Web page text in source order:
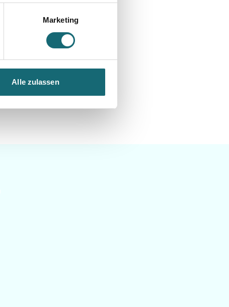
Marketing
Alle zulassen
ein
Informationen einsehen.